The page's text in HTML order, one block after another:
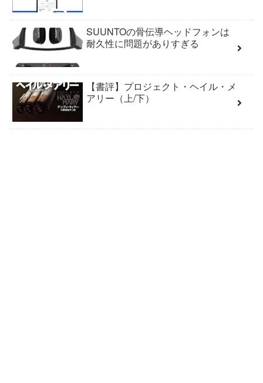
SUUNTOの骨伝導ヘッドフォンは
耐久性に問題がありすぎる
【書評】プロジェクト・ヘイル・メ
アリー（上/下）